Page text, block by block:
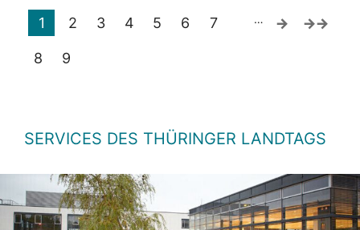
1 2 3 4 5 6 7
8 9
…
SERVICES DES THÜRINGER LANDTAGS